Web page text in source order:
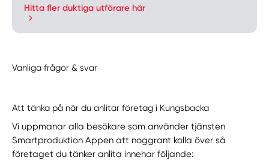
Hitta fler duktiga utförare här
Vanliga frågor & svar
Att tänka på när du anlitar företag i Kungsbacka
Vi uppmanar alla besökare som använder tjänsten
Smartproduktion Appen att noggrant kolla över så
företaget du tänker anlita innehar följande: